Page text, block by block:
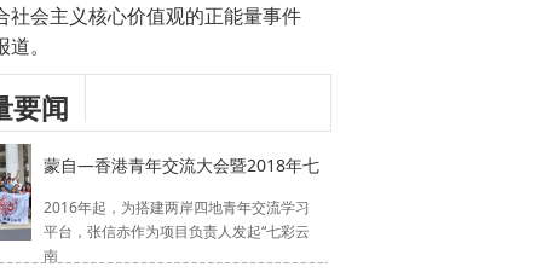
社会主义核心价值观的正能量事件
。
要闻
蒙自—香港青年交流大会暨2018年七
2016年起，为搭建两岸四地青年交流学习
平台，张信赤作为项目负责人发起“七彩云
南